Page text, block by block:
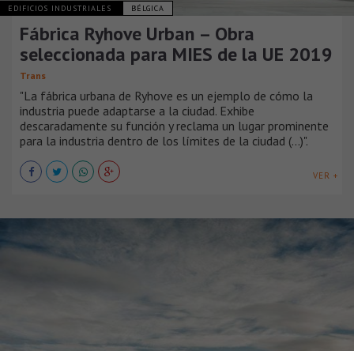
EDIFICIOS INDUSTRIALES BÉLGICA
Fábrica Ryhove Urban – Obra
seleccionada para MIES de la UE 2019
Trans
"La fábrica urbana de Ryhove es un ejemplo de cómo la
industria puede adaptarse a la ciudad. Exhibe
descaradamente su función y reclama un lugar prominente
para la industria dentro de los límites de la ciudad (...)".
VER +